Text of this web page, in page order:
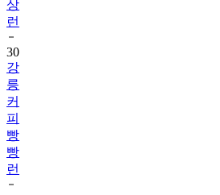
30
강
릉
커
피
빵
빵
런
31
거